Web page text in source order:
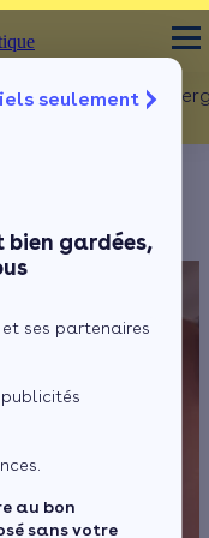
seulement
bien gardées,
ses partenaires
au bon
sans votre
Presse
Rénovation
Murs
Sols